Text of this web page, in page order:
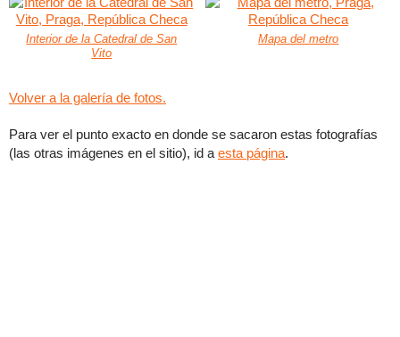
Interior de la Catedral de San
Vito
Mapa del metro
Volver a la galería de fotos.
Para ver el punto exacto en donde se sacaron estas fotografías
(las otras imágenes en el sitio), id a esta página.